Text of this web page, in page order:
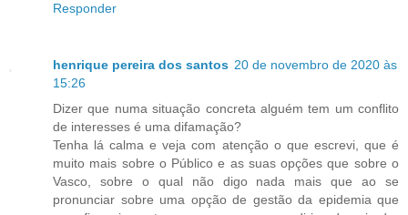
Responder
henrique pereira dos santos 20 de novembro de 2020 às
15:26
Dizer que numa situação concreta alguém tem um conflito
de interesses é uma difamação?
Tenha lá calma e veja com atenção o que escrevi, que é
muito mais sobre o Público e as suas opções que sobre o
Vasco, sobre o qual não digo nada mais que ao se
pronunciar sobre uma opção de gestão da epidemia que